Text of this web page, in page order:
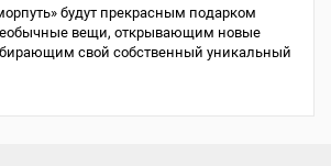
будут прекрасным подарком
вещи, открывающим новые
свой собственный уникальный